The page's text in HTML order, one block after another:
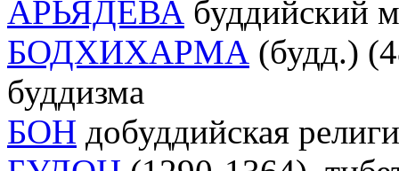
АРЬЯДЕВА буддийский
БОДХИХАРМА (будд.)
буддизма
БОН добуддийская